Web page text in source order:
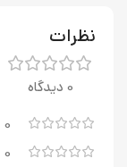
نظرات
0 دیدگاه
0
0